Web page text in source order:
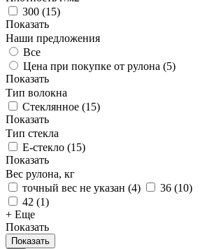
300 (15)
Показать
Наши предложения
Все
Цена при покупке от рулона (5)
Показать
Тип волокна
Стеклянное (15)
Показать
Тип стекла
Е-стекло (15)
Показать
Вес рулона, кг
точный вес не указан (4) 36 (10)
42 (1)
+ Еще
Показать
Показать